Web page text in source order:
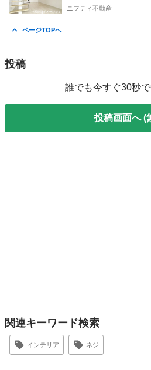
ニフティ不動産
ページTOPへ
投稿
誰でも今すぐ30秒
投稿画面へ (
関連キーワード検索
インテリア ネジ